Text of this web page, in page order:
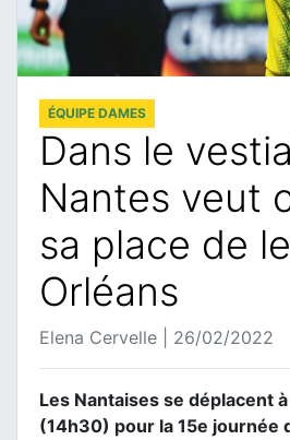
ÉQUIPE DAMES
Dans le
Nantes veut
sa place de
Orléans
Elena Cervelle | 26/02/2022
Les Nantaises se déplacent
(14h30) pour la 15e journée